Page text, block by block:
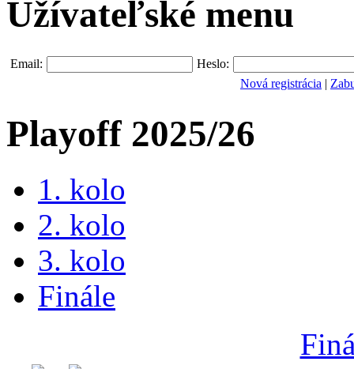
Užívateľské menu
Email:
Heslo:
Nová registrácia |
Playoff 2025/26
1. kolo
2. kolo
3. kolo
Finále